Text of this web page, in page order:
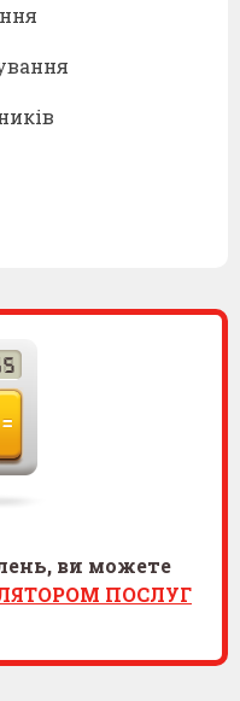
ви можете
ПОСЛУГ